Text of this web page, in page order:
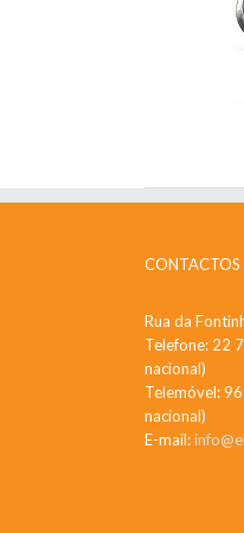
CONTACTOS
Rua da
Telefone: 22
nacional)
Telemóvel:
nacional)
E-mail: